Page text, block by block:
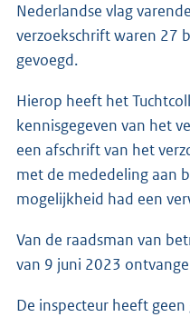
Nederlandse vlag
verzoekschrift waren 27
gevoegd.
Hierop heeft het
kennisgegeven van het
een afschrift van het
met de mededeling aan
mogelijkheid had een
Van de raadsman van
van 9 juni 2023
De inspecteur heeft